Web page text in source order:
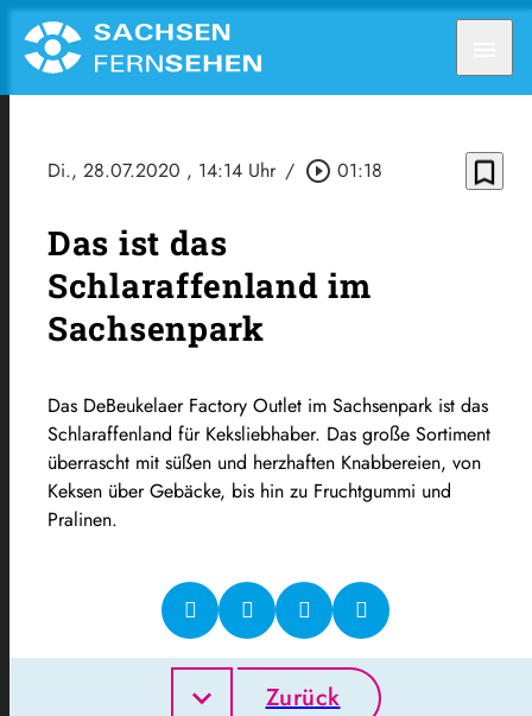
Di., 28.07.2020 , 14:14 Uhr / play_circle_outline 01:18 bookmark_border
Das ist das
Schlaraffenland im
Sachsenpark
Das DeBeukelaer Factory Outlet im Sachsenpark ist das
Schlaraffenland für Keksliebhaber. Das große Sortiment
überrascht mit süßen und herzhaften Knabbereien, von
Keksen über Gebäcke, bis hin zu Fruchtgummi und
Pralinen.
Zurück